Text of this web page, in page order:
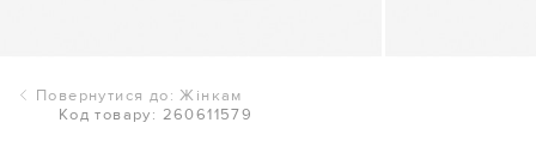
Повернутися до: Жінкам
Код товару: 260611579